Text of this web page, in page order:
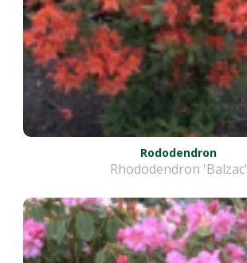
Rododendron
Rhododendron 'Balzac'